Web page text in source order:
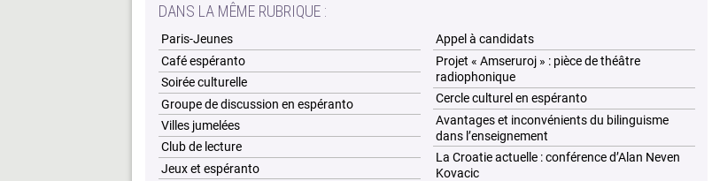
DANS LA MÊME RUBRIQUE :
Paris-Jeunes
Café espéranto
Soirée culturelle
Groupe de discussion en espéranto
Villes jumelées
Club de lecture
Jeux et espéranto
Appel à candidats
Projet « Amseruroj » : pièce de théâtre
radiophonique
Cercle culturel en espéranto
Avantages et inconvénients du bilinguisme
dans l’enseignement
La Croatie actuelle : conférence d’Alan Neven
Kovacic